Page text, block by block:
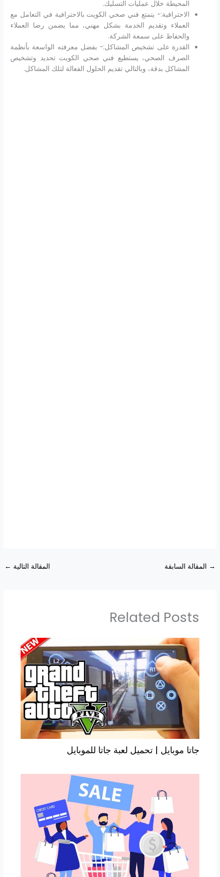
المحيطة خلال عمليات التسليك.
الاحترافية:- يتمتع فني صحي الكويت بالاحترافية في التعامل مع
العملاء وتقديم الخدمة بشكل مهني، مما يضمن رضا العملاء
والحفاظ على سمعة الشركة.
القدرة على تشخيص المشاكل:- بفضل معرفته الواسعة بأنظمة
الصرف الصحي، يستطيع فني صحي الكويت تحديد وتشخيص
المشاكل بدقة، وبالتالي تقديم الحلول الفعالة لتلك المشاكل.
→ المقالة السابقة المقالة التالية ←
Related Posts
جاتا موبايل | تحميل لعبة جاتا للموبايل